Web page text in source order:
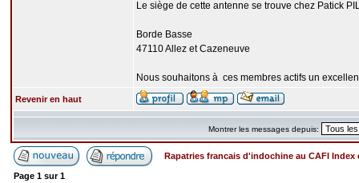
Le siège de cette antenne se trouve chez Patick
Borde Basse
47110 Allez et Cazeneuve
Nous souhaitons à ces membres actifs un
Revenir en haut
Montrer les messages depuis:
Rapatries francais d'indochine au CAFI Index
Page 1 sur1